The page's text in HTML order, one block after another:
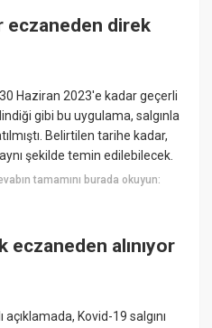
eczaneden direk
30 Haziran 2023'e kadar geçerli
gibi bu uygulama, salgınla
Belirtilen tarihe kadar,
şekilde temin edilebilecek.
tamamını burada okuyun:
eczaneden alınıyor
açıklamada, Kovid-19 salgını